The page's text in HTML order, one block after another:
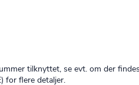
tilknyttet, se evt. om der
for flere detaljer.